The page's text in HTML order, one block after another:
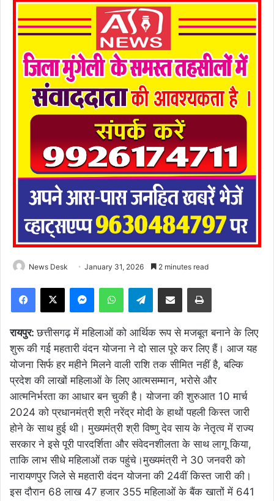
News Desk January 31, 2026 2 minutes read
Facebook
X MessengerWhatsAppTelegramShare via Email Print
रायपुर:छत्तीसगढ़ में महिलाओं को आर्थिक रूप से मजबूत बनाने के लिए
शुरू की गई महतारी वंदन योजना ने दो साल पूरे कर लिए हैं। आज यह
योजना सिर्फ हर महीने मिलने वाली राशि तक सीमित नहीं है, बल्कि
प्रदेश की लाखों महिलाओं के लिए आत्मसम्मान, भरोसे और
आत्मनिर्भरता का आधार बन चुकी है। योजना की शुरुआत 10 मार्च
2024 को प्रधानमंत्री श्री नरेंद्र मोदी के हाथों पहली किस्त जारी
होने के साथ हुई थी। मुख्यमंत्री श्री विष्णु देव साय के नेतृत्व में राज्य
सरकार ने इसे पूरी पारदर्शिता और संवेदनशीलता के साथ लागू किया,
ताकि लाभ सीधे महिलाओं तक पहुंचे।मुख्यमंत्री ने 30 जनवरी को
नारायणपुर जिले से महतारी वंदन योजना की 24वीं किस्त जारी की।
इस दौरान 68 लाख 47 हजार 355 महिलाओं के बैंक खातों में 641